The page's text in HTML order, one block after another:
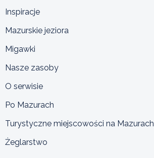
Inspiracje
Mazurskie jeziora
Migawki
Nasze zasoby
O serwisie
Po Mazurach
Turystyczne miejscowości na Mazurach
Żeglarstwo